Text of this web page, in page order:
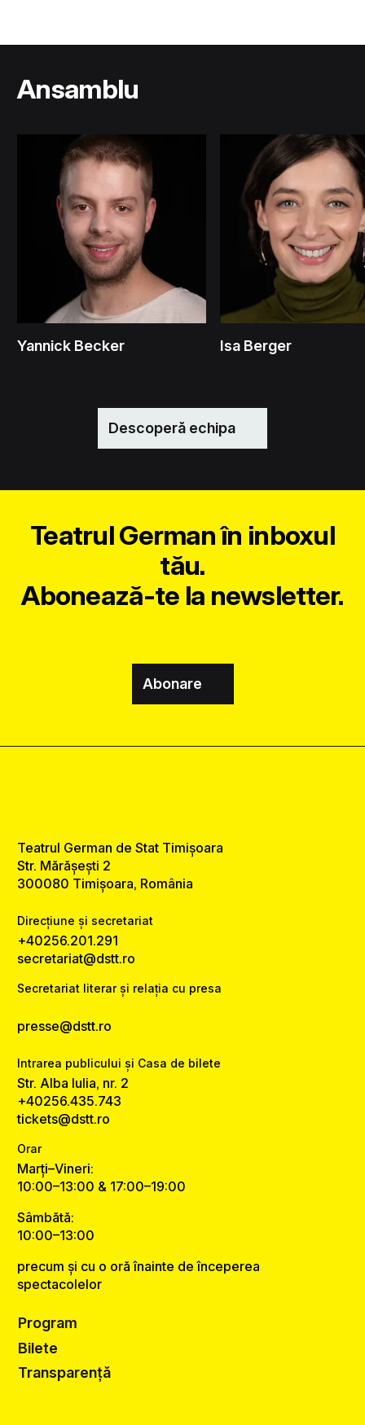
Ansamblu
Yannick Becker Isa Berger
Descoperă echipa
Teatrul German în inboxul
tău.
Abonează-te la newsletter.
Abonare
Teatrul German de Stat Timișoara
Str. Mărășești 2
300080 Timișoara, România
Direcțiune și secretariat
+40256.201.291
secretariat@dstt.ro
Secretariat literar și relația cu presa
presse@dstt.ro
Intrarea publicului și Casa de bilete
Str. Alba Iulia, nr. 2
+40256.435.743
tickets@dstt.ro
Orar
Marți–Vineri:
10:00–13:00 & 17:00–19:00
Sâmbătă:
10:00–13:00
precum și cu o oră înainte de începerea
spectacolelor
Program
Bilete
Transparență